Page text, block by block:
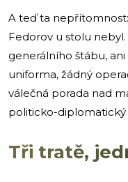
A teď ta
Fedorov u stolu
generálního štábu,
uniforma, žádný
válečná porada nad
politicko-diplomatický
Tři tratě,